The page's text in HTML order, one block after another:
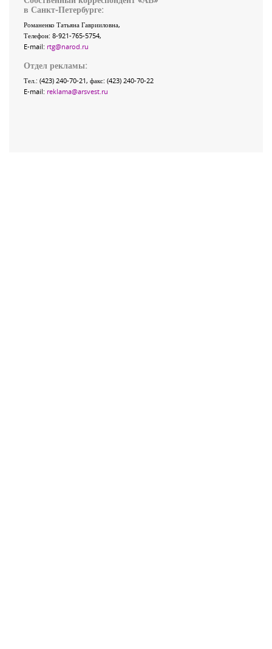
в Санкт-Петербурге:
Романенко Татьяна Гаврииловна,
Телефон: 8-921-765-5754,
E-mail: rtg@narod.ru
Отдел рекламы:
Тел.: (423) 240-70-21, факс: (423) 240-70-22
E-mail: reklama@arsvest.ru